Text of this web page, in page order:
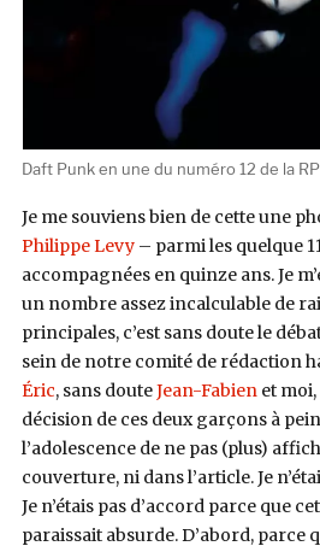
Daft Punk en une du numéro 12 de la
Je me souviens bien de cette une
Philippe Levy– parmi les quelque
accompagnées en quinze ans. Je
un nombre assez incalculable de
principales, c’est sans doute le
sein de notre comité de rédaction
Éric, sans douteJean-Fabienet moi,
décision de ces deux garçons à
l’adolescence de ne pas (plus)
couverture, ni dans l’article. Je
Je n’étais pas d’accord parce que
paraissait absurde. D’abord, parce